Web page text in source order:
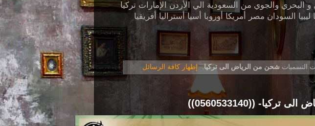
والجوي من السعودية الي الأردن الإمارات تركيا
السودان مصر أمريكا أوروبا أسيا أستراليا أفريقيا
التسميات شحن من الرياض الى تركيا. إظهار كافة الرسائل
((0560533140))